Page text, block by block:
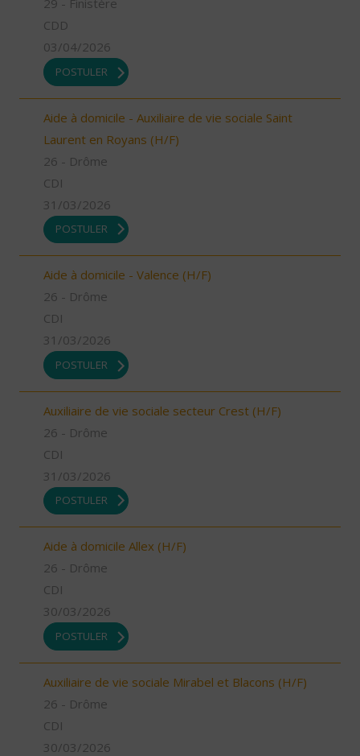
29 - Finistère
CDD
03/04/2026
POSTULER
Aide à domicile - Auxiliaire de vie sociale Saint
Laurent en Royans (H/F)
26 - Drôme
CDI
31/03/2026
POSTULER
Aide à domicile - Valence (H/F)
26 - Drôme
CDI
31/03/2026
POSTULER
Auxiliaire de vie sociale secteur Crest (H/F)
26 - Drôme
CDI
31/03/2026
POSTULER
Aide à domicile Allex (H/F)
26 - Drôme
CDI
30/03/2026
POSTULER
Auxiliaire de vie sociale Mirabel et Blacons (H/F)
26 - Drôme
CDI
30/03/2026